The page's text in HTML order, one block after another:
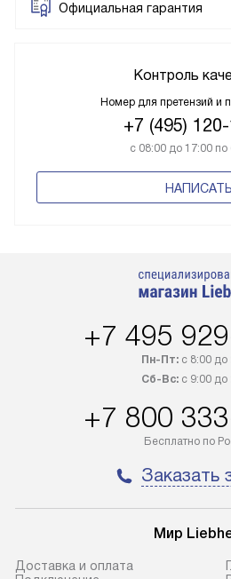
Официальная гарантия
Контроль
Номер для претензий и
+7 (495)
с 08:00 до 17:00
НАПИСАТЬ
+7 495
Пн-Пт:с 8:00 до
Сб-Вс:с 9:00 до
+7 800
Бесплатно по
Заказать
Мир
Доставка и оплата